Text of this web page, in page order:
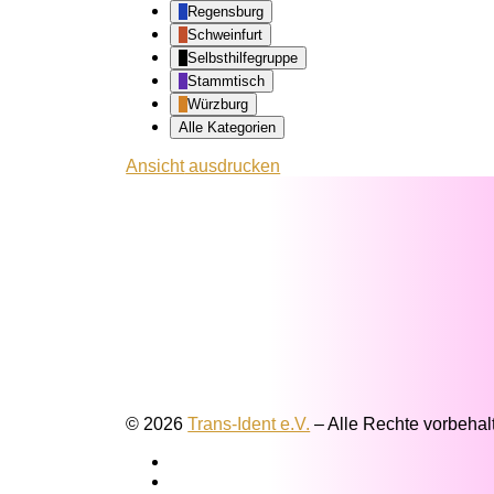
Regensburg
Schweinfurt
Selbsthilfegruppe
Stammtisch
Würzburg
Alle Kategorien
Ansichtausdrucken
© 2026 Trans-Ident e.V. –Alle Rechte